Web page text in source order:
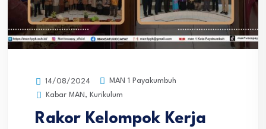
14/08/2024
MAN 1 Payakumbuh
Kabar MAN , Kurikulum
Rakor Kelompok Kerja